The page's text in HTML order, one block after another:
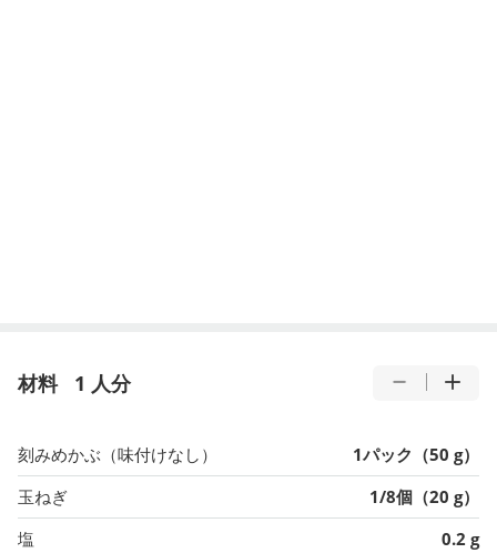
材料 1 人分
刻みめかぶ（味付けなし）
1パック（50 g）
玉ねぎ
1/8個（20 g）
塩
0.2 g